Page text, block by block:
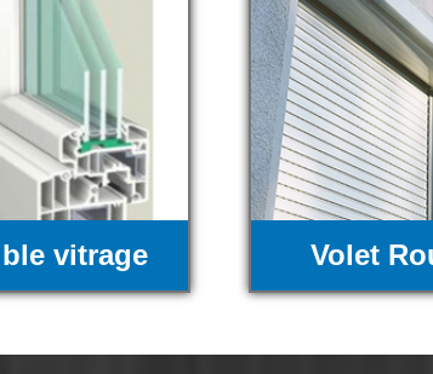
vitrage Volet